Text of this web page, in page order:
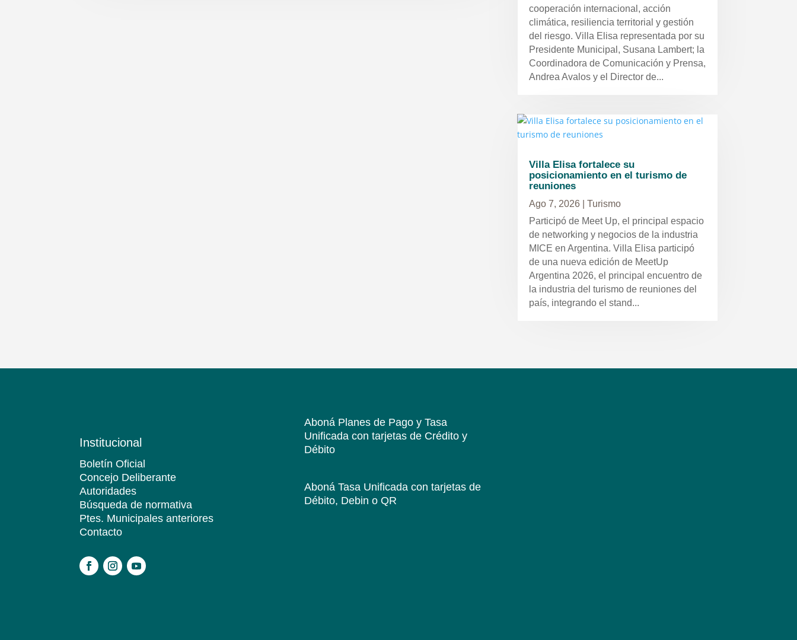
cooperación internacional, acción
climática, resiliencia territorial y gestión
del riesgo. Villa Elisa representada por su
Presidente Municipal, Susana Lambert; la
Coordinadora de Comunicación y Prensa,
Andrea Avalos y el Director de...
Villa Elisa fortalece su
posicionamiento en el turismo de
reuniones
Ago 7, 2026| Turismo
Participó de Meet Up, el principal espacio
de networking y negocios de la industria
MICE en Argentina. Villa Elisa participó
de una nueva edición de MeetUp
Argentina 2026, el principal encuentro de
la industria del turismo de reuniones del
país, integrando el stand...
Institucional
Boletín Oficial
Concejo Deliberante
Autoridades
Búsqueda de normativa
Ptes. Municipales anteriores
Contacto
Aboná Planes de Pago y Tasa
Unificadacon tarjetas de Crédito y
Débito
Aboná Tasa Unificadacon tarjetas de
Débito, Debin o QR